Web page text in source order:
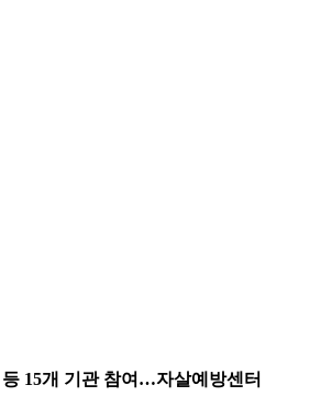
등 15개 기관 참여…자살예방센터